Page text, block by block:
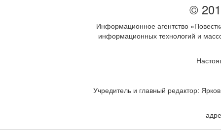
©
Информационное агентство
информационных технологий и
Учредитель и главный редактор: